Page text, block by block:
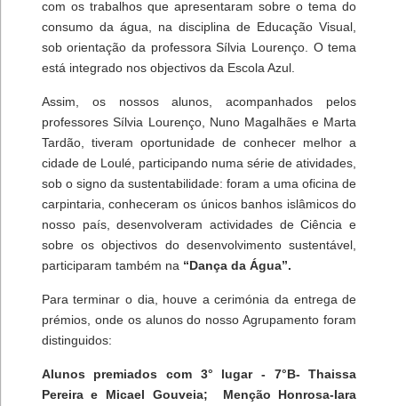
com os trabalhos que apresentaram sobre o tema do
consumo da água, na disciplina de Educação Visual,
sob orientação da professora Sílvia Lourenço. O tema
está integrado nos objectivos da Escola Azul.
Assim, os nossos alunos, acompanhados pelos
professores Sílvia Lourenço, Nuno Magalhães e Marta
Tardão, tiveram oportunidade de conhecer melhor a
cidade de Loulé, participando numa série de atividades,
sob o signo da sustentabilidade: foram a uma oficina de
carpintaria, conheceram os únicos banhos islâmicos do
nosso país, desenvolveram actividades de Ciência e
sobre os objectivos do desenvolvimento sustentável,
participaram também na “Dança da Água”.
Para terminar o dia, houve a cerimónia da entrega de
prémios, onde os alunos do nosso Agrupamento foram
distinguidos:
Alunos premiados com 3° lugar - 7°B- Thaissa
Pereira e Micael Gouveia; Menção Honrosa-Iara